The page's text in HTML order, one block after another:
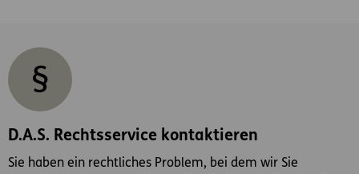
D.A.S. Rechtsservice kontaktieren
Sie haben ein rechtliches Problem, bei dem wir Sie